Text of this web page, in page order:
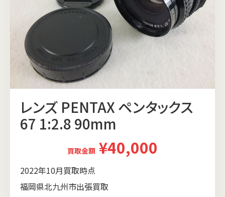
レンズ PENTAX ペンタックス
67 1:2.8 90mm
買取金額 ¥40,000
2022年10月買取時点
福岡県北九州市出張買取